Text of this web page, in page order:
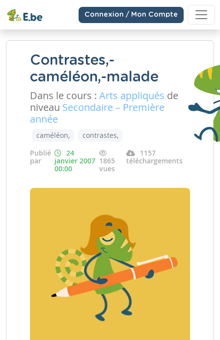
Connexion / Mon Compte
Contrastes,-
caméléon,-malade
Dans le cours : Arts appliqués de
niveau Secondaire – Première
année
caméléon,
contrastes,
Publié
par
24
janvier 2007
00:00
1865
vues
1157
téléchargements